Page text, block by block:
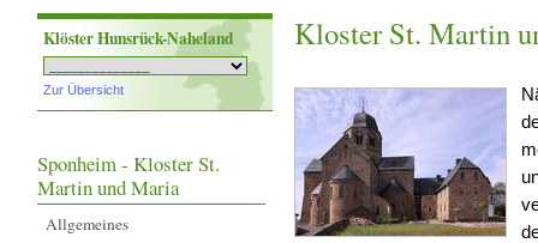
Klöster Hunsrück-Naheland
Zur Übersicht
Sponheim - Kloster St.
Martin und Maria
Allgemeines
Kloster St. Martin